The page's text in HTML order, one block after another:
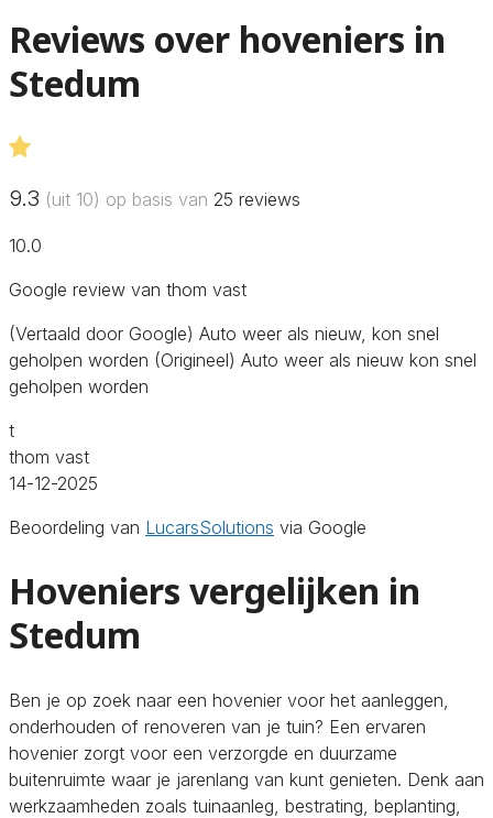
Reviews over hoveniers in
Stedum
9.3 (uit 10) op basis van 25 reviews
10.0
Google review van thom vast
(Vertaald door Google) Auto weer als nieuw, kon snel
geholpen worden (Origineel) Auto weer als nieuw kon snel
geholpen worden
t
thom vast
14-12-2025
Beoordeling van LucarsSolutions via Google
Hoveniers vergelijken in
Stedum
Ben je op zoek naar een hovenier voor het aanleggen,
onderhouden of renoveren van je tuin? Een ervaren
hovenier zorgt voor een verzorgde en duurzame
buitenruimte waar je jarenlang van kunt genieten. Denk aan
werkzaamheden zoals tuinaanleg, bestrating, beplanting,